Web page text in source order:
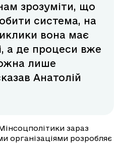
зрозуміти, що
система, на
вона має
а де процеси вже
лише
Анатолій
зараз
організаціями розробляє